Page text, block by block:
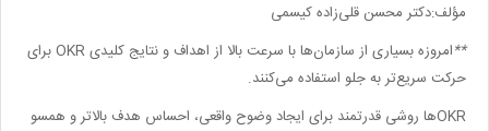
مؤلف:دکتر محسن قلی‌زاده کیسمی
امروزه بسیاری از سازمان‌ها با سرعت بالا از اهداف و نتایج کلیدیOKRبرای
حرکت سریع‌تر به جلو استفاده می‌کنند.
OKRها روشی قدرتمند برای ایجاد وضوح واقعی، احساس هدف بالاتر و همسو